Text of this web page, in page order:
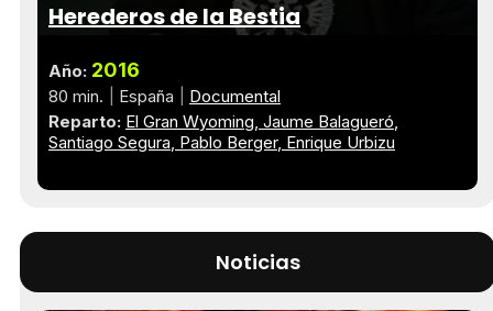
Herederos de la Bestia
Año: 2016
80 min. España
Documental
Reparto: El Gran Wyoming Jaume Balagueró
Santiago Segura Pablo Berger Enrique Urbizu
Noticias